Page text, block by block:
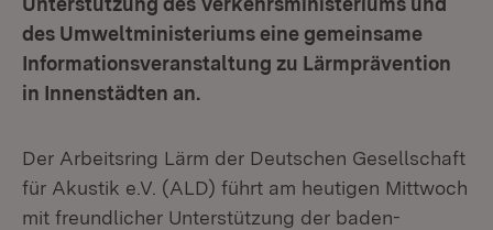
des Umweltministeriums eine gemeinsame
Informationsveranstaltung zu Lärmprävention
in Innenstädten an.
Der Arbeitsring Lärm der Deutschen Gesellschaft
für Akustik e.V. (ALD) führt am heutigen Mittwoch
mit freundlicher Unterstützung der baden-